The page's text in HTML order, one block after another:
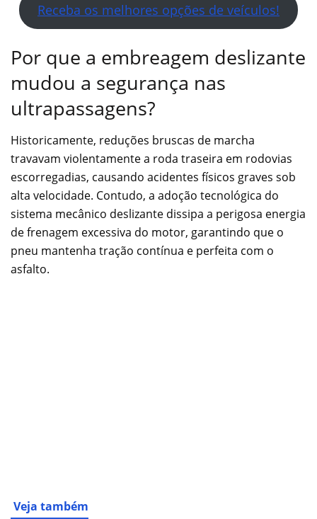
Receba os melhores opções de veículos!
Por que a embreagem deslizante
mudou a segurança nas
ultrapassagens?
Historicamente, reduções bruscas de marcha
travavam violentamente a roda traseira em rodovias
escorregadias, causando acidentes físicos graves sob
alta velocidade. Contudo, a adoção tecnológica do
sistema mecânico deslizante dissipa a perigosa energia
de frenagem excessiva do motor, garantindo que o
pneu mantenha tração contínua e perfeita com o
asfalto.
Veja também